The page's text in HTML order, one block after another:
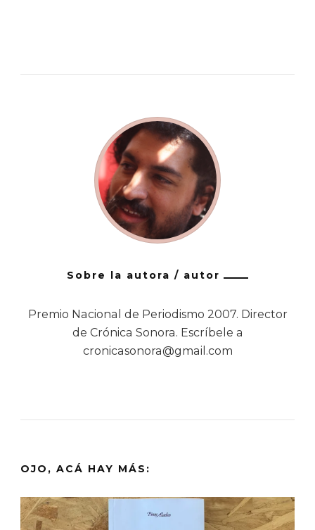
Sobre la autora / autor
Premio Nacional de Periodismo 2007. Director
de Crónica Sonora. Escríbele a
cronicasonora@gmail.com
OJO, ACÁ HAY MÁS: